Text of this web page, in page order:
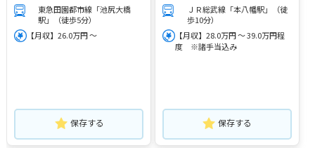
東急田園都市線「池尻大橋
駅」（徒歩5分）
【月収】26.0万円 ～
保存する
ＪＲ総武線「本八幡駅」（徒
歩10分）
【月収】28.0万円 ～ 39.0万円程
度 ※諸手当込み
保存する